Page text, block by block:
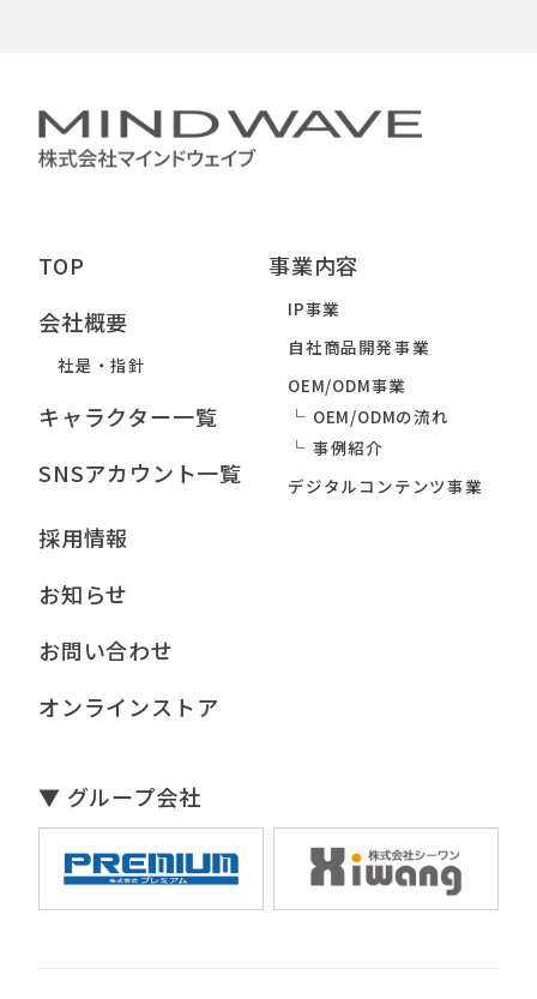
TOP
会社概要
社是・指針
キャラクター一覧
SNSアカウント一覧
事業内容
IP事業
自社商品開発事業
OEM/ODM事業
OEM/ODMの流れ
事例紹介
デジタルコンテンツ事業
採用情報
お知らせ
お問い合わせ
オンラインストア
▼ グループ会社